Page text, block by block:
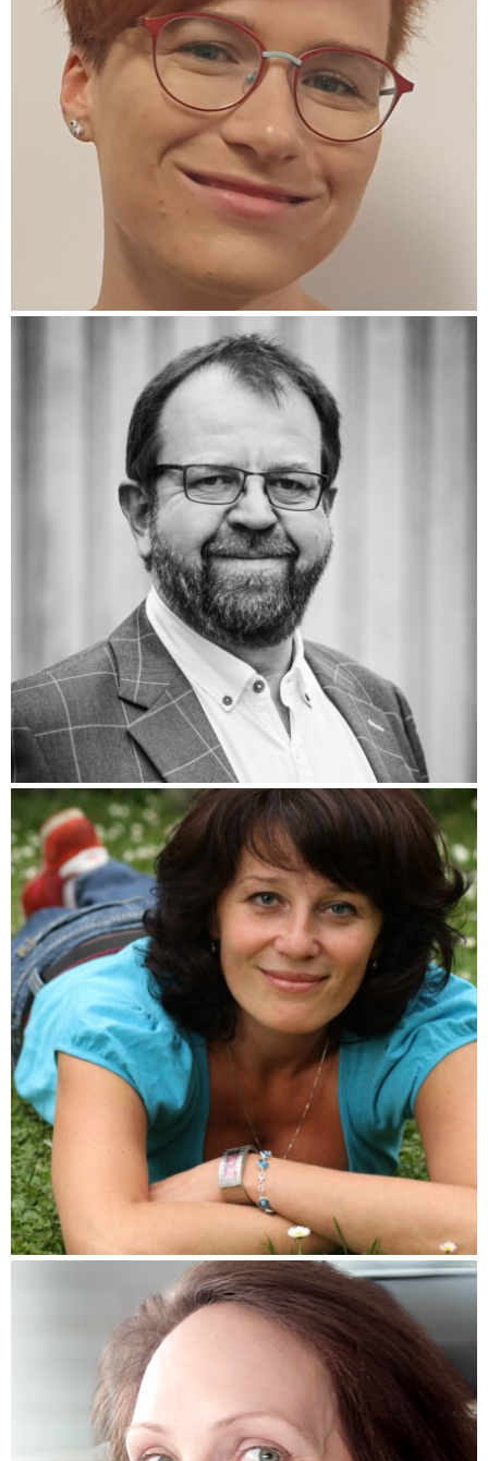
(Pokračování textu…)
Jan Voves
(Pokračování textu…)
Ivana Weissová
(Pokračování textu…)